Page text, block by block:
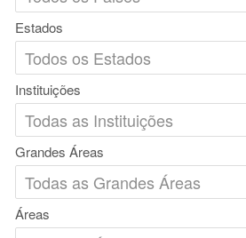
Estados
Instituições
Grandes Áreas
Áreas